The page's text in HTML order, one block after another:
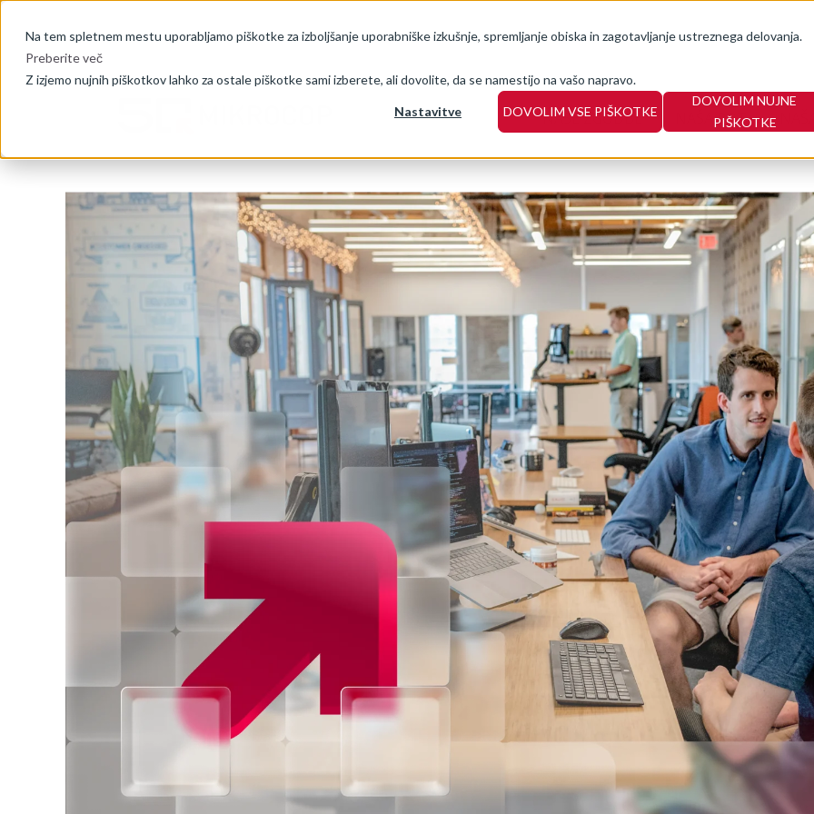
Na tem spletnem mestu uporabljamo piškotke za izboljšanje uporabniške izkušnje, spremljanje obiska in zagotavljanje ustreznega delovanja.
Preberite več
Z izjemo nujnih piškotkov lahko za ostale piškotke sami izberete, ali dovolite, da se namestijo na vašo napravo.
Nastavitve DOVOLIM VSE PIŠKOTKE
DOVOLIM NUJNE
PIŠKOTKE
NAŠE ZGODBE NAŠA POT